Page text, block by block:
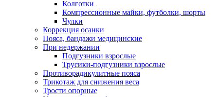
Колготки
Компрессионные майки, футболки, шорты
Чулки
Коррекция осанки
Пояса, бандажи медицинские
При недержании
Подгузники взрослые
Трусики-подгузники взрослые
Противорадикулитные пояса
Трикотаж для снижения веса
Трости опорные